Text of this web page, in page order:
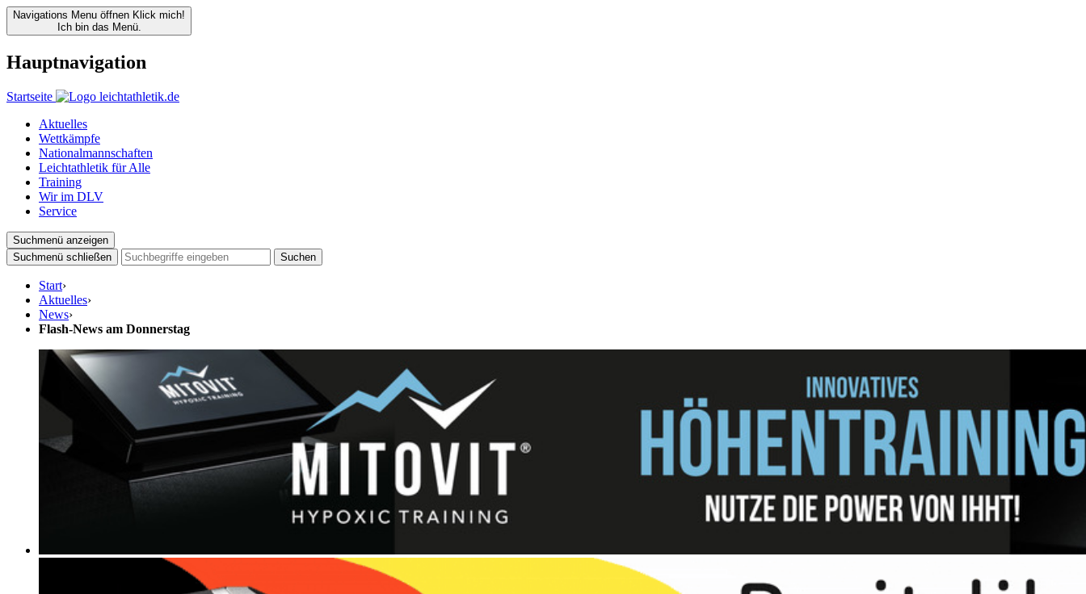
Navigations Menu öffnen Klick mich!
Ich bin das Menü.
Hauptnavigation
Startseite
Aktuelles
Wettkämpfe
Nationalmannschaften
Leichtathletik für Alle
Training
Wir im DLV
Service
Suchmenü anzeigen
Suchmenü schließen
Suchen
Start›
Aktuelles›
News›
Flash-News am Donnerstag